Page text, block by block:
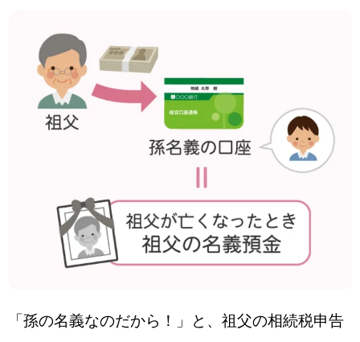
「孫の名義なのだから！」と、祖父の相続税申告